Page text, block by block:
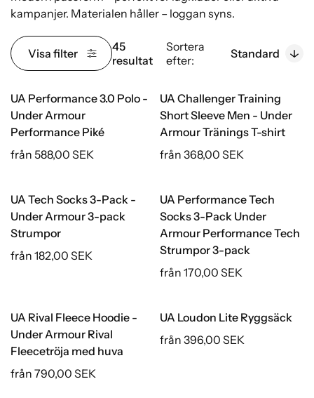
kampanjer. Materialen håller – loggan syns.
Visa filter
45
resultat
Sortera
efter:
Standard
UA Performance 3.0 Polo -
Under Armour
Performance Piké
från 588,00 SEK
UA Challenger Training
Short Sleeve Men - Under
Armour Tränings T-shirt
från 368,00 SEK
UA Tech Socks 3-Pack -
Under Armour 3-pack
Strumpor
från 182,00 SEK
UA Performance Tech
Socks 3-Pack Under
Armour Performance Tech
Strumpor 3-pack
från 170,00 SEK
UA Rival Fleece Hoodie -
Under Armour Rival
Fleecetröja med huva
från 790,00 SEK
UA Loudon Lite Ryggsäck
från 396,00 SEK